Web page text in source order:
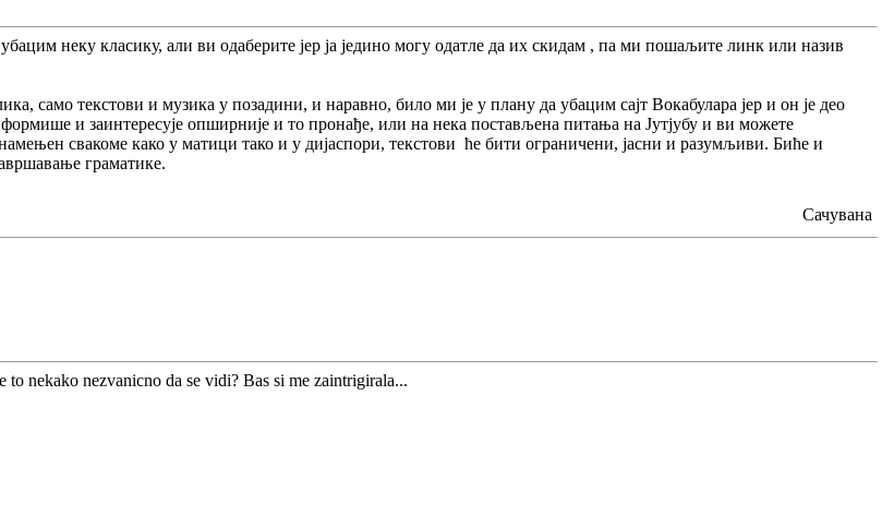
неку класику, али ви одаберите јер ја једино могу одатле да их скидам , па ми пошаљите линк или назив
само текстови и музика у позадини, и наравно, било ми је у плану да убацим сајт Вокабулара јер и он је део
и заинтересује опширније и то пронађе, или на нека постављена питања на Јутјубу и ви можете
свакоме како у матици тако и у дијаспори, текстови ће бити ограничени, јасни и разумљиви. Биће и
граматике.
Сачувана
nekako nezvanicno da se vidi? Bas si me zaintrigirala...